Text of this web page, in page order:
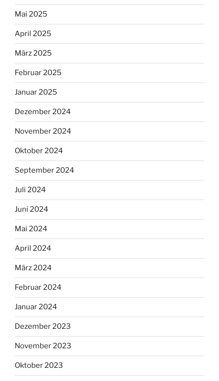
Mai 2025
April 2025
März 2025
Februar 2025
Januar 2025
Dezember 2024
November 2024
Oktober 2024
September 2024
Juli 2024
Juni 2024
Mai 2024
April 2024
März 2024
Februar 2024
Januar 2024
Dezember 2023
November 2023
Oktober 2023